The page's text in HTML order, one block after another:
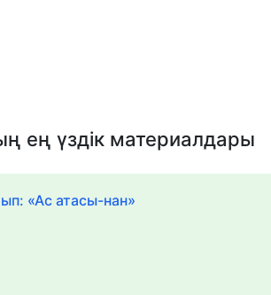
ең үздік материалдары
«Ас атасы-нан»